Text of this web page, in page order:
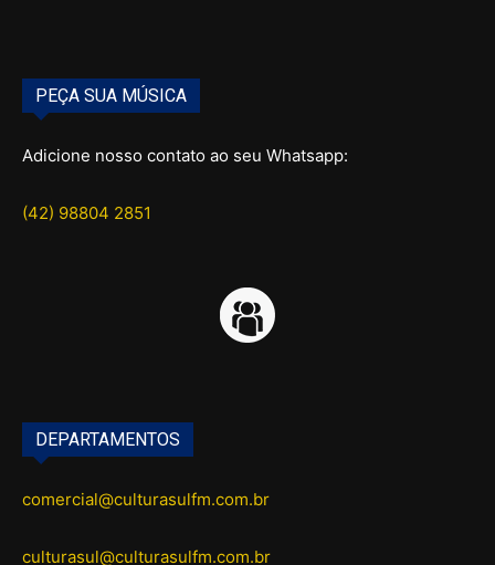
PEÇA SUA MÚSICA
Adicione nosso contato ao seu Whatsapp:
(42) 98804 2851
DEPARTAMENTOS
comercial@culturasulfm.com.br
culturasul@culturasulfm.com.br